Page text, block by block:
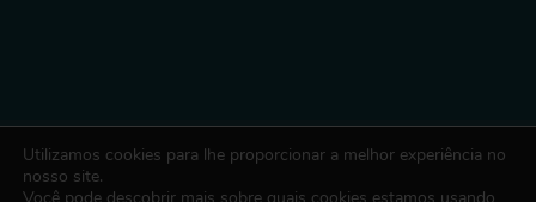
CONSELHO REGIONAL DE EDUCACAO FISICA DA 14 REGIAO -
CREF14/GO-TO. CNPJ: 08.024.822/0001-14
Utilizamos cookies para lhe proporcionar a melhor experiência no
nosso site.